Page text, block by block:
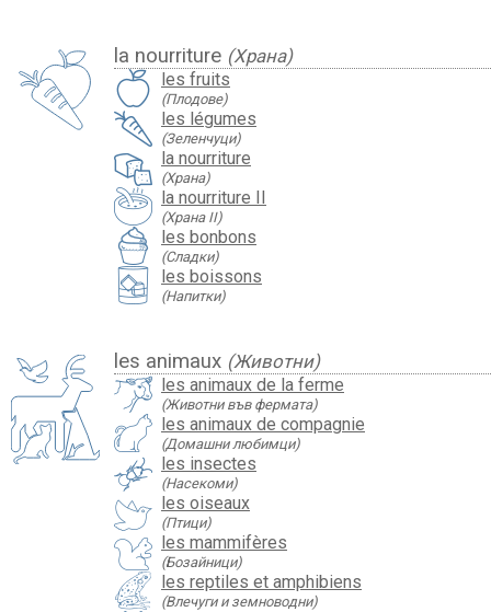
la nourriture (Храна)
les fruits
(Плодове)
les légumes
(Зеленчуци)
la nourriture
(Храна)
la nourriture II
(Храна II)
les bonbons
(Сладки)
les boissons
(Напитки)
les animaux (Животни)
les animaux de la ferme
(Животни във фермата)
les animaux de compagnie
(Домашни любимци)
les insectes
(Насекоми)
les oiseaux
(Птици)
les mammifères
(Бозайници)
les reptiles et amphibiens
(Влечуги и земноводни)